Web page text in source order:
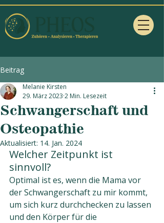
Beitrag
Schwangerschaft und
Osteopathie
Melanie Kirsten
29. März 2023 2 Min. Lesezeit
Aktualisiert: 14. Jan. 2024
Welcher Zeitpunkt ist
sinnvoll?
Optimal ist es, wenn die Mama vor
der Schwangerschaft zu mir kommt,
um sich kurz durchchecken zu lassen
und den Körper für die